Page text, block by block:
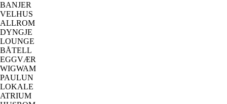
BANJER
VELHUS
ALLROM
DYNGJE
LOUNGE
BÅTELL
EGGVÆR
WIGWAM
PAULUN
LOKALE
ATRIUM